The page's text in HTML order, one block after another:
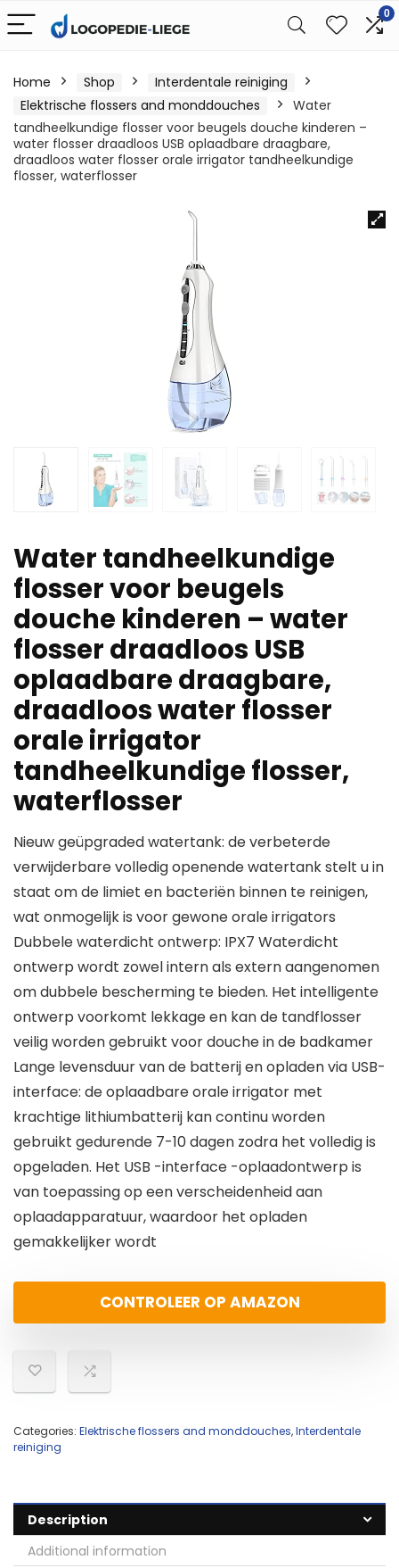
0
Home Shop
Interdentale reiniging
Elektrische flossers and monddouches
Water
tandheelkundige flosser voor beugels douche kinderen –
water flosser draadloos USB oplaadbare draagbare,
draadloos water flosser orale irrigator tandheelkundige
flosser, waterflosser
Water tandheelkundige
flosser voor beugels
douche kinderen – water
flosser draadloos USB
oplaadbare draagbare,
draadloos water flosser
orale irrigator
tandheelkundige flosser,
waterflosser
Nieuw geüpgraded watertank: de verbeterde
verwijderbare volledig openende watertank stelt u in
staat om de limiet en bacteriën binnen te reinigen,
wat onmogelijk is voor gewone orale irrigators
Dubbele waterdicht ontwerp: IPX7 Waterdicht
ontwerp wordt zowel intern als extern aangenomen
om dubbele bescherming te bieden. Het intelligente
ontwerp voorkomt lekkage en kan de tandflosser
veilig worden gebruikt voor douche in de badkamer
Lange levensduur van de batterij en opladen via USB-
interface: de oplaadbare orale irrigator met
krachtige lithiumbatterij kan continu worden
gebruikt gedurende 7-10 dagen zodra het volledig is
opgeladen. Het USB -interface -oplaadontwerp is
van toepassing op een verscheidenheid aan
oplaadapparatuur, waardoor het opladen
gemakkelijker wordt
CONTROLEER OP AMAZON
Categories: Elektrische flossers and monddouches,Interdentale
reiniging
Description
Additional information